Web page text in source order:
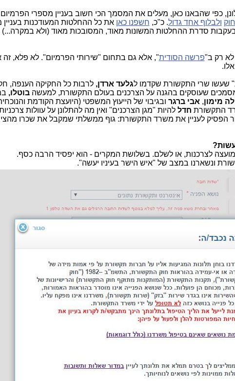
כפי שהבאנו כאן, מעלים את המסמך הכי חשוב בעניין מספרי הפרמיום
ולבלוף אחד גדול. כ"כ, חשפנו כאן את כל ההחלטות המעודכנות בעניין
סדרת ההחלטות המשונות מאוד, המסובכות מאוד (ולא
לא רק ב"פרשה הסודית", אלא גם בתחום "שירותי הפרמיום". לא פלא, זה
שעשו שרי התקשורת שקדמו לגלעד ארדן,לרבות כל החקיקה הענפה,
שעוסקים בהגנה על הצרכנים בעולם התקשורת, למעשהבוטלו,
מימון, אבי ברגר ובגיבוי של הייעוץ המשפטי (היועצת הקודמת
התקשורת חדל להיות "מגן הצרכנים" ואין מה להתלונן על עוולות
הפסיק לעניין את משרד התקשורת: גוף ממשלתי שמקבל את שכרו
לצרכנות, או לשלם. בשלושת המקרים - הוא יפסיד הרבה כסף.
ונשארנו במצב של "איש הישר בעיניו יעשה".